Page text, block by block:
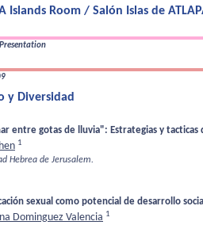
Islands Room / Salón Islas de
y Diversidad
entre gotas de lluvia": Estrategias y
1
Hebrea de Jerusalem.
sexual como potencial de desarrollo
Dominguez Valencia 1